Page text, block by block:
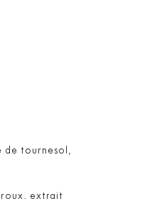
de tournesol,
roux, extrait